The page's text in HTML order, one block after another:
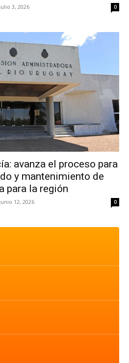
julio 3, 2026 0
avanza el proceso para
y mantenimiento de
para la región
junio 12, 2026 0